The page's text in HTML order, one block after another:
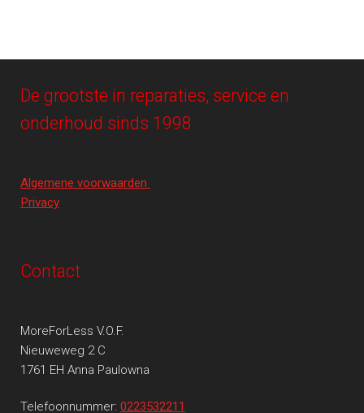
De grootste in reparaties, service en
onderhoud sinds 1998
Algemene voorwaarden
Privacy
Contact
MoreForLess V.O.F.
Nieuweweg 2 C
1761 EH Anna Paulowna
Telefoonnummer: 0223532211